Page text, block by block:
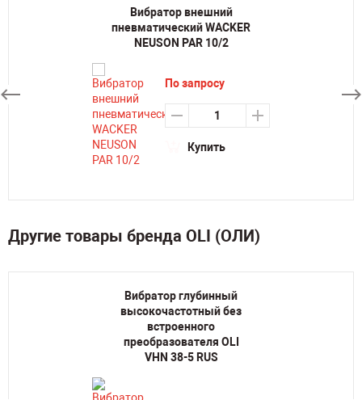
Вибратор внешний
пневматический WACKER
NEUSON PAR 10/2
По запросу
Купить
Другие товары бренда OLI (ОЛИ)
Вибратор глубинный
высокочастотный без
встроенного
преобразователя OLI
VHN 38-5 RUS